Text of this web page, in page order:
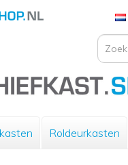
Roldeurkasten